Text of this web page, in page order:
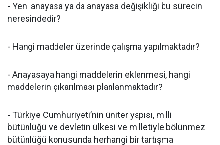
- Yeni anayasa ya da anayasa değişikliği bu sürecin
neresindedir?
- Hangi maddeler üzerinde çalışma yapılmaktadır?
- Anayasaya hangi maddelerin eklenmesi, hangi
maddelerin çıkarılması planlanmaktadır?
- Türkiye Cumhuriyeti’nin üniter yapısı, milli
bütünlüğü ve devletin ülkesi ve milletiyle bölünmez
bütünlüğü konusunda herhangi bir tartışma